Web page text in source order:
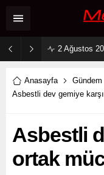
Anasayfa
Gündem
Asbestli dev gemiye
Asbestli
ortak